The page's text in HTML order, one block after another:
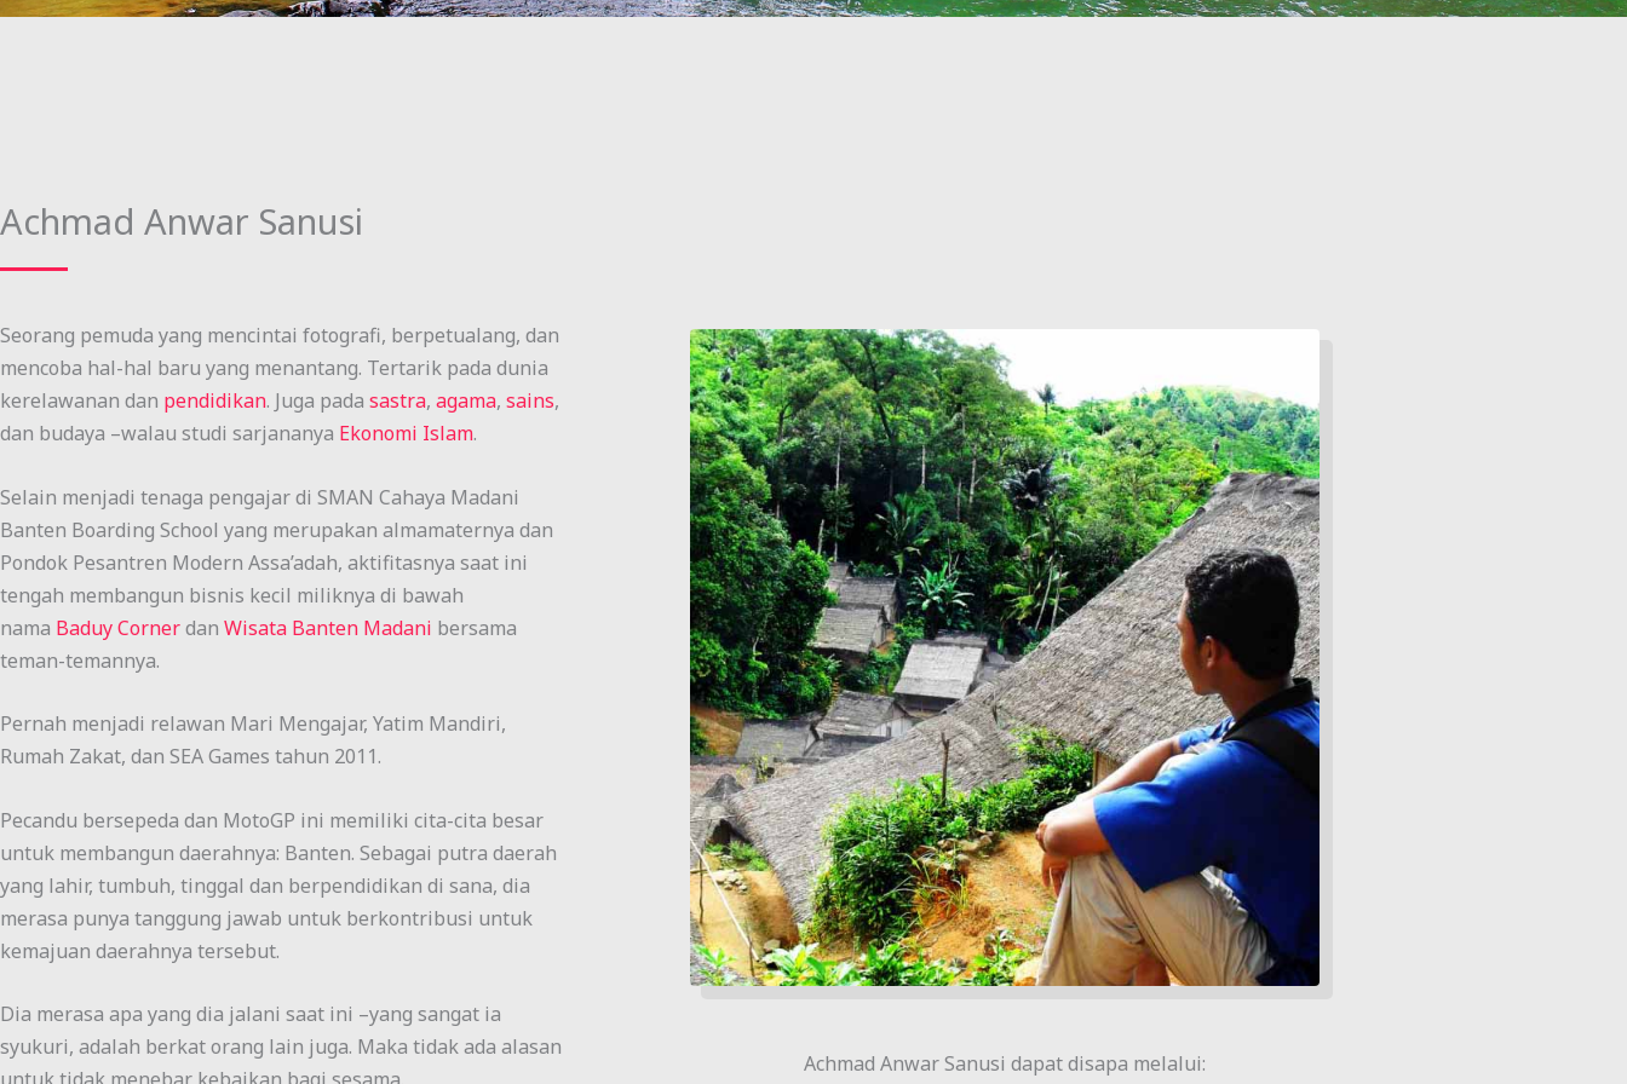
Achmad Anwar Sanusi
Seorang pemuda yang mencintai fotografi, berpetualang, dan
mencoba hal-hal baru yang menantang. Tertarik pada dunia
kerelawanan dan pendidikan. Juga pada sastra, agama, sains,
dan budaya –walau studi sarjananya Ekonomi Islam.
Selain menjadi tenaga pengajar di SMAN Cahaya Madani
Banten Boarding School yang merupakan almamaternya dan
Pondok Pesantren Modern Assa’adah, aktifitasnya saat ini
tengah membangun bisnis kecil miliknya di bawah
nama Baduy Cornerdan Wisata Banten Madani bersama
teman-temannya.
Pernah menjadi relawan Mari Mengajar, Yatim Mandiri,
Rumah Zakat, dan SEA Games tahun 2011.
Pecandu bersepeda dan MotoGP ini memiliki cita-cita besar
untuk membangun daerahnya: Banten. Sebagai putra daerah
yang lahir, tumbuh, tinggal dan berpendidikan di sana, dia
merasa punya tanggung jawab untuk berkontribusi untuk
kemajuan daerahnya tersebut.
Dia merasa apa yang dia jalani saat ini –yang sangat ia
syukuri, adalah berkat orang lain juga. Maka tidak ada alasan
Achmad Anwar Sanusi dapat disapa melalui: